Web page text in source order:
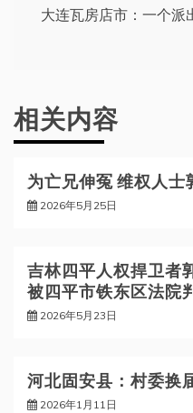
导大连瓦房店市：一个派
相关内容
为亡兄伸冤 维权人士
2026年5月25日
吉林四平人权捍卫者
被四平市铁东区法院
2026年5月23日
河北固安县：村委换
2026年1月11日